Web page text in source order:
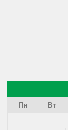
Пн
Вт